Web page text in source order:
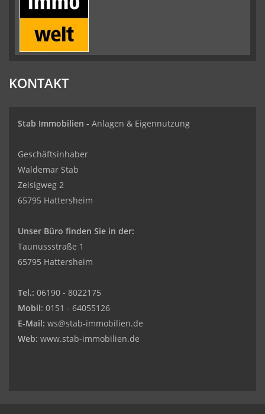
KONTAKT
Stab Immobilien - Anlagen & Eigennutzung
Geschäftsinhaber
Waldemar Stab
Zeisigweg 2
65795 Hattersheim
Unser Büro finden Sie in der:
Taunussstraße 1
65795 Hattersheim
Tel.: 06190 - 8022175
Mobil: 0151 - 64055126
E-Mail: ws@stab-immobilien.de
Web: www.stab-immobilien.de